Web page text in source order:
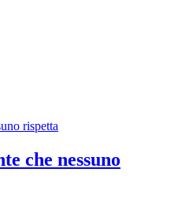
che nessuno